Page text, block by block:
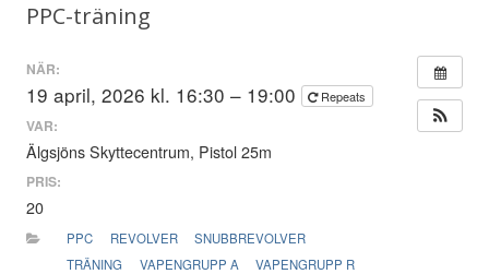
PPC-träning
NÄR:
19 april, 2026 kl. 16:30 – 19:00 Repeats
VAR:
Älgsjöns Skyttecentrum, Pistol 25m
PRIS:
20
PPC REVOLVER
SNUBBREVOLVER
TRÄNING
VAPENGRUPP A VAPENGRUPP R